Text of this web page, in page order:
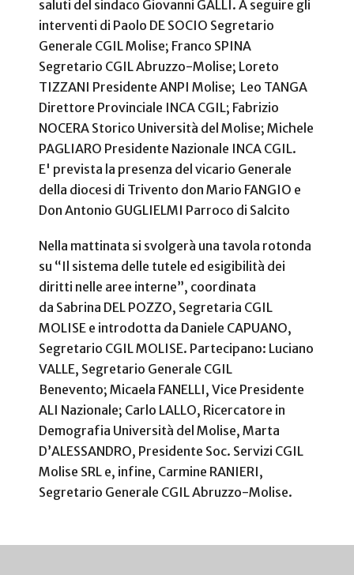
saluti del sindaco Giovanni GALLI. A seguire gli
interventi di Paolo DE SOCIO Segretario
Generale CGIL Molise; Franco SPINA
Segretario CGIL Abruzzo-Molise; Loreto
TIZZANI Presidente ANPI Molise; Leo TANGA
Direttore Provinciale INCA CGIL; Fabrizio
NOCERA Storico Università del Molise; Michele
PAGLIARO Presidente Nazionale INCA CGIL.
E' prevista la presenza del vicario Generale
della diocesi di Trivento don Mario FANGIO e
Don Antonio GUGLIELMI Parroco di Salcito
Nella mattinata si svolgerà una tavola rotonda
su “Il sistema delle tutele ed esigibilità dei
diritti nelle aree interne”, coordinata
da Sabrina DEL POZZO, Segretaria CGIL
MOLISE e introdotta da Daniele CAPUANO,
Segretario CGIL MOLISE. Partecipano: Luciano
VALLE, Segretario Generale CGIL
Benevento; Micaela FANELLI, Vice Presidente
ALI Nazionale; Carlo LALLO, Ricercatore in
Demografia Università del Molise, Marta
D’ALESSANDRO, Presidente Soc. Servizi CGIL
Molise SRL e, infine, Carmine RANIERI,
Segretario Generale CGIL Abruzzo-Molise.